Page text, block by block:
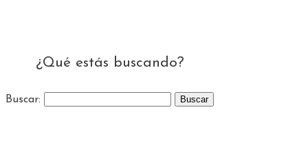
¿Qué estás buscando?
Buscar: